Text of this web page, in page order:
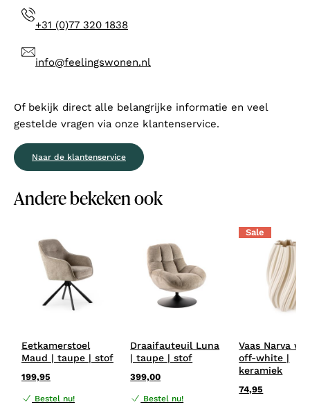
+31 (0)77 320 1838
info@feelingswonen.nl
Of bekijk direct alle belangrijke informatie en veel
gestelde vragen via onze klantenservice.
Naar de klantenservice
Andere bekeken ook
Eetkamerstoel
Maud | taupe | stof
199,95
Bestel nu!
Draaifauteuil Luna
| taupe | stof
399,00
Bestel nu!
Sale
Vaas Narva
off-white |
keramiek
74,95